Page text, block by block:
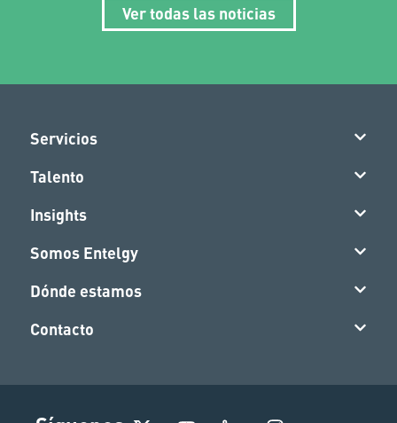
Ver todas las noticias
Servicios
Talento
Insights
Somos Entelgy
Dónde estamos
Contacto